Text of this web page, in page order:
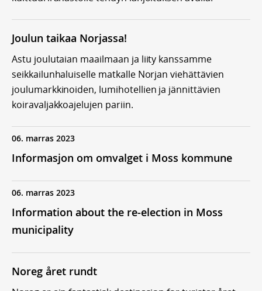
Joulun taikaa Norjassa!
Astu joulutaian maailmaan ja liity kanssamme
seikkailunhaluiselle matkalle Norjan viehättävien
joulumarkkinoiden, lumihotellien ja jännittävien
koiravaljakkoajelujen pariin.
06. marras 2023
Informasjon om omvalget i Moss kommune
06. marras 2023
Information about the re-election in Moss
municipality
Noreg året rundt